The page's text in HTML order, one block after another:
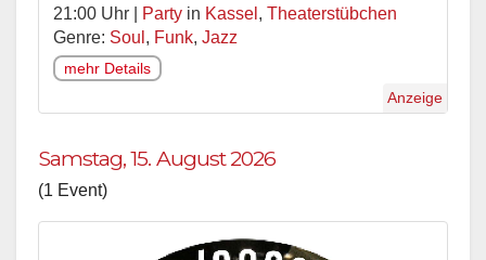
21:00 Uhr | Party in Kassel , Theaterstübchen
Genre: Soul , Funk, Jazz
mehr Details
Anzeige
Samstag, 15. August 2026
(1 Event)